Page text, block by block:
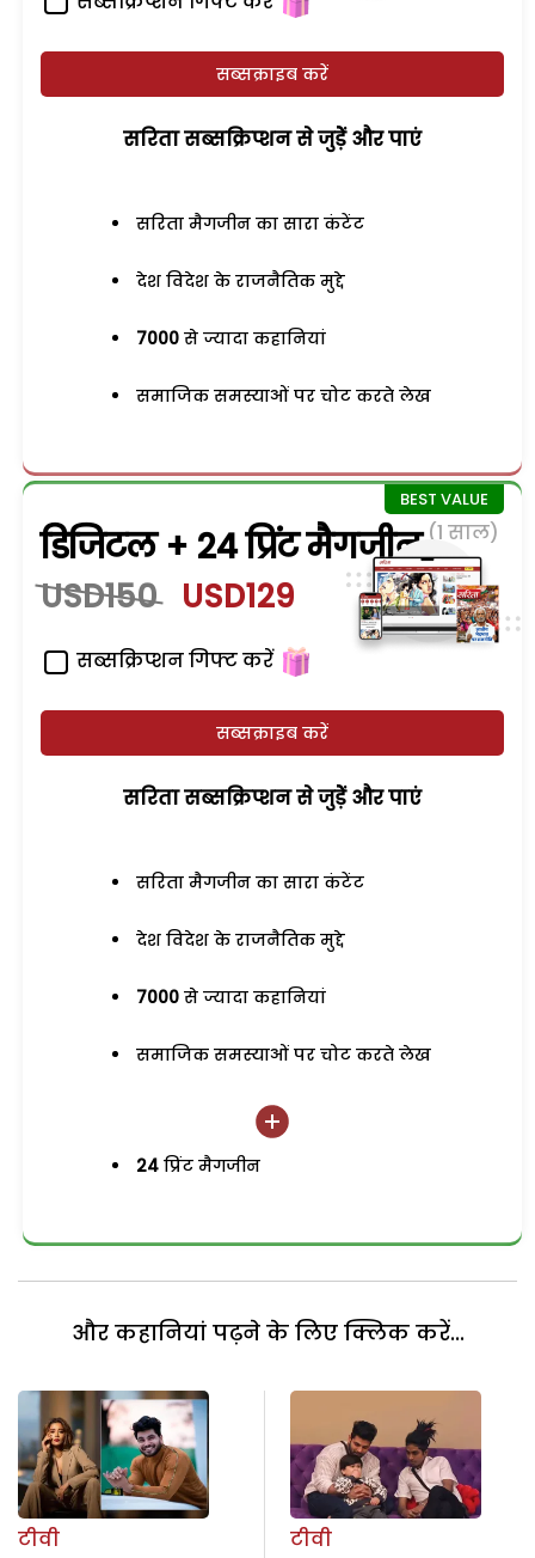
सब्सक्राइब करें
सरिता सब्सक्रिप्शन से जुड़ेें और पाएं
सरिता मैगजीन का सारा कंटेंट
देश विदेश के राजनैतिक मुद्दे
7000 से ज्यादा कहानियां
समाजिक समस्याओं पर चोट करते लेख
डिजिटल + 24 प्रिंट मैगजीन (1 साल)
USD150 USD129
सब्सक्रिप्शन गिफ्ट करें
सब्सक्राइब करें
सरिता सब्सक्रिप्शन से जुड़ेें और पाएं
सरिता मैगजीन का सारा कंटेंट
देश विदेश के राजनैतिक मुद्दे
7000 से ज्यादा कहानियां
समाजिक समस्याओं पर चोट करते लेख
24 प्रिंट मैगजीन
और कहानियां पढ़ने के लिए क्लिक करें...
टीवी
टीवी